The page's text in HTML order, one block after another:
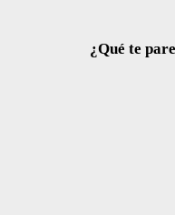
¿Qué te